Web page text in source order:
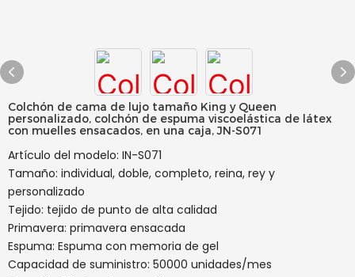
Colchón de cama de lujo tamaño King y Queen
personalizado, colchón de espuma viscoelástica de látex
con muelles ensacados, en una caja, JN-S071
Artículo del modelo: IN-S071
Tamaño: individual, doble, completo, reina, rey y
personalizado
Tejido: tejido de punto de alta calidad
Primavera: primavera ensacada
Espuma: Espuma con memoria de gel
Capacidad de suministro: 50000 unidades/mes